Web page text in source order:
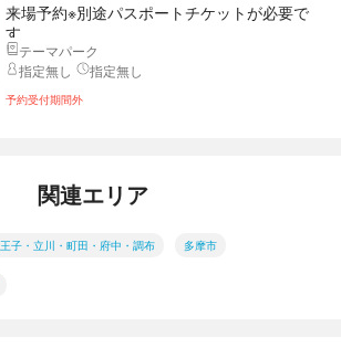
来場予約※別途パスポートチケットが必要で
す
テーマパーク
指定無し
指定無し
予約受付期間外
関連エリア
子・立川・町田・府中・調布 多摩市